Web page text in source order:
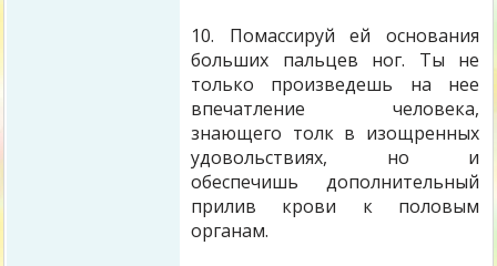
10. Помассируй ей основания
больших пальцев ног. Ты не
только произведешь на нее
впечатление человека,
знающего толк в изощренных
удовольствиях, но и
обеспечишь дополнительный
прилив крови к половым
органам.